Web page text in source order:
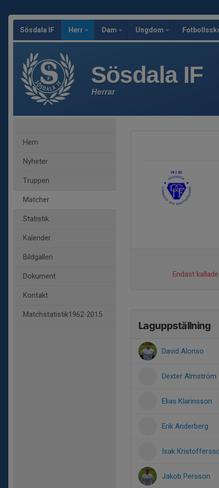
Sösdala IF Herr Dam Ungdom
Sösdala IF
Herrar
Hem
Nyheter
Truppen
Matcher
Statistik
Kalender
Bildgalleri
Dokument
Kontakt
Matchstatistik1962-2015
Endast
Laguppställning
David Alonso
Dexter Almström
Elias Klarinsson
Erik Anderberg
Isak
Jakob Persson